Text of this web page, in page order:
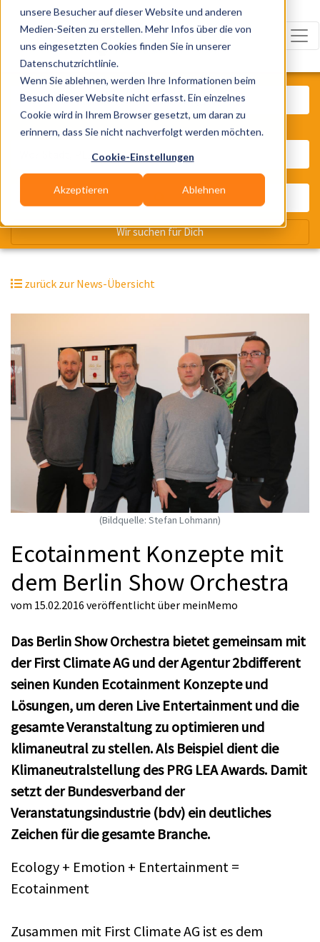
unsere Besucher auf dieser Website und anderen
Medien-Seiten zu erstellen. Mehr Infos über die von
uns eingesetzten Cookies finden Sie in unserer
Datenschutzrichtlinie.
Wenn Sie ablehnen, werden Ihre Informationen beim
Besuch dieser Website nicht erfasst. Ein einzelnes
Cookie wird in Ihrem Browser gesetzt, um daran zu
erinnern, dass Sie nicht nachverfolgt werden möchten.
Cookie-Einstellungen
Akzeptieren Ablehnen
zurück zur News-Übersicht
(Bildquelle: Stefan Lohmann)
Ecotainment Konzepte mit
dem Berlin Show Orchestra
vom 15.02.2016 veröffentlicht über meinMemo
Das Berlin Show Orchestra bietet gemeinsam mit
der First Climate AG und der Agentur 2bdifferent
seinen Kunden Ecotainment Konzepte und
Lösungen, um deren Live Entertainment und die
gesamte Veranstaltung zu optimieren und
klimaneutral zu stellen. Als Beispiel dient die
Klimaneutralstellung des PRG LEA Awards. Damit
setzt der Bundesverband der
Veranstatungsindustrie (bdv) ein deutliches
Zeichen für die gesamte Branche.
Ecology + Emotion + Entertainment =
Ecotainment
Zusammen mit First Climate AG ist es dem
Was? Künstler, Zelte, Bands,
Wo? Stadt, PLZ, Ort
Wir suchen für Dich